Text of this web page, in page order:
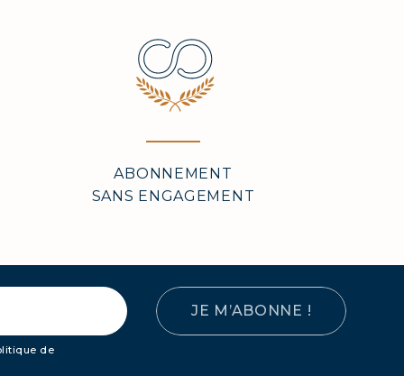
ABONNEMENT
SANS ENGAGEMENT
de
JE M’ABONNE !